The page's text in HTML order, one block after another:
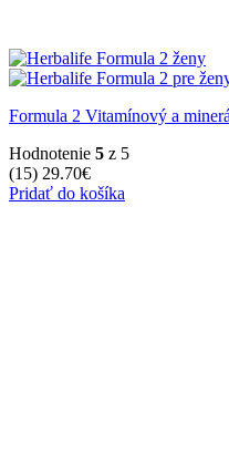
Formula 2 Vitamínový a
Hodnotenie 5 z 5
(15) 29.70€
Pridať do košíka